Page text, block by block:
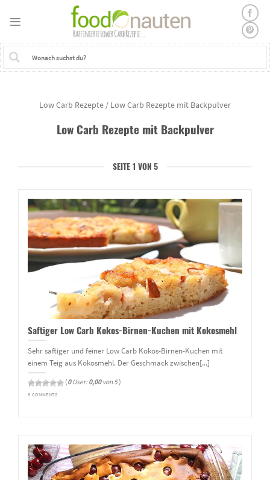
Low Carb Rezepte / Low Carb Rezepte mit Backpulver
Low Carb Rezepte mit Backpulver
SEITE 1 VON 5
Saftiger Low Carb Kokos-Birnen-Kuchen mit Kokosmehl
Sehr saftiger und feiner Low Carb Kokos-Birnen-Kuchen mit
einem Teig aus Kokosmehl. Der Geschmack zwischen[...]
(0User: 0,00von 5)
6 COMMENTS